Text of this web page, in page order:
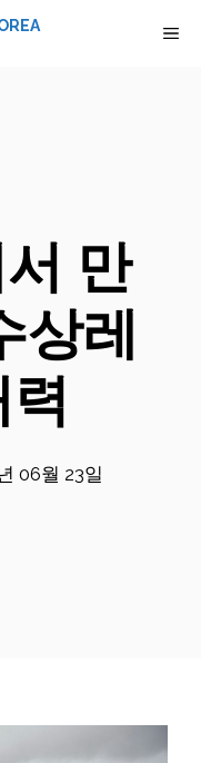
만
상레
06월 23일